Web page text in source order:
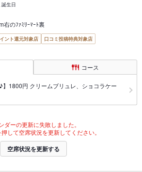
生日
右のﾌｧﾐﾘｰﾏｰﾄ裏
ント還元対象店
口コミ投稿特典対象店
コース
】1800円 クリームブリュレ、ショコラケー
ダーの更新に失敗しました。
して空席状況を更新してください。
空席状況を更新する